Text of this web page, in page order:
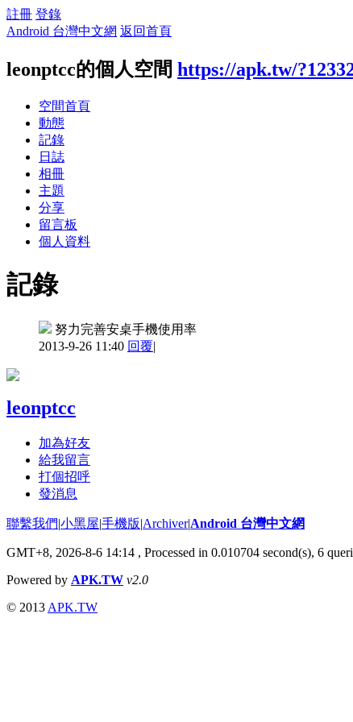
註冊 登錄
Android 台灣中文網 返回首頁
leonptcc的個人空間 https://apk.tw/
空間首頁
動態
記錄
日誌
相冊
主題
分享
留言板
個人資料
記錄
努力完善安桌手機使用率
2013-9-26 11:40 回覆|
leonptcc
加為好友
給我留言
打個招呼
發消息
聯繫我們|小黑屋|手機版|Archiver|Android 台灣中文網
GMT+8, 2026-8-6 14:14 , Processed in 0.010704 second(s), 6
Powered by APK.TW v2.0
© 2013 APK.TW